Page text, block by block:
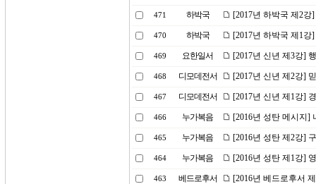
471 하박국 [2017년 하박국 제2
470 하박국 [2017년 하박국 제1
469 요한일서 [2017년 신년 제3강]
468 디모데전서 [2017년 신년 제2강]
467 디모데전서 [2017년 신년 제1강]
466 누가복음 [2016년 성탄 메시지]
465 누가복음 [2016년 성탄 제2강]
464 누가복음 [2016년 성탄 제1강]
463 베드로후서 [2016년 베드로후서